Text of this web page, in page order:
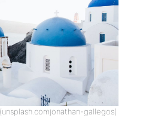
gallegos)